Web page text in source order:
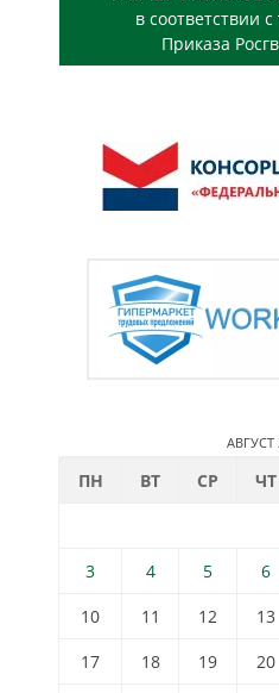
в соответствии
Приказа
АВГУСТ
ПН ВТ СР ЧТ
3
4 5 6
10
11 12 13
17
18 19 20